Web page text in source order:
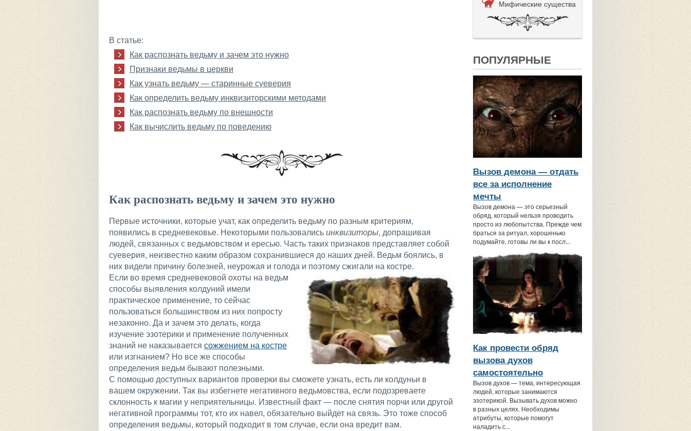
В статье:
Как распознать ведьму и зачем это нужно
Признаки ведьмы в церкви
Как узнать ведьму — старинные суеверия
Как определить ведьму инквизиторскими методами
Как распознать ведьму по внешности
Как вычислить ведьму по поведению
Как распознать ведьму и зачем это нужно
Первые источники, которые учат, как определить ведьму по разным критериям,
появились в средневековье. Некоторыми пользовались инквизиторы, допрашивая
людей, связанных с ведьмовством и ересью. Часть таких признаков представляет собой
суеверия, неизвестно каким образом сохранившиеся до наших дней. Ведьм боялись, в
них видели причину болезней, неурожая и голода и поэтому сжигали на костре.
Если во время средневековой охоты на ведьм
способы выявления колдуний имели
практическое применение, то сейчас
пользоваться большинством из них попросту
незаконно. Да и зачем это делать, когда
изучение эзотерики и применение полученных
знаний не наказывается сожжением на костре
или изгнанием? Но все же способы
определения ведьм бывают полезными.
С помощью доступных вариантов проверки вы сможете узнать, есть ли колдуньи в
вашем окружении. Так вы избегнете негативного ведьмовства, если подозреваете
склонность к магии у неприятельницы. Известный факт — после снятия порчи или другой
негативной программы тот, кто их навел, обязательно выйдет на связь. Это тоже способ
определения ведьмы, который подходит в том случае, если она вредит вам.
Мифические существа
ПОПУЛЯРНЫЕ
Вызов демона — отдать
все за исполнение
мечты
Вызов демона — это серьезный
обряд, который нельзя проводить
просто из любопытства. Прежде чем
браться за ритуал, хорошенько
подумайте, готовы ли вы к посл...
Как провести обряд
вызова духов
самостоятельно
Вызов духов — тема, интересующая
людей, которые занимаются
эзотерикой. Вызывать духов можно
в разных целях. Необходимы
атрибуты, которые помогут
наладить с...